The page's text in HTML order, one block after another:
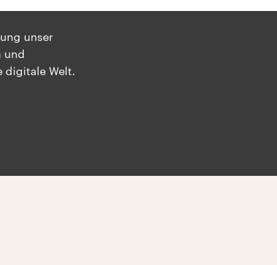
unser
und
digitale Welt.